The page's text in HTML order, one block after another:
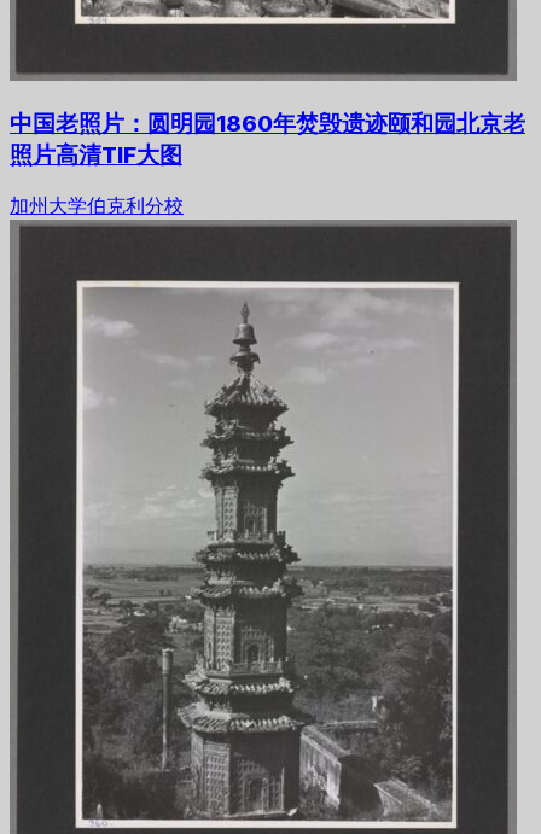
中国老照片：圆明园1860年焚毁遗迹颐和园北京老
照片高清TIF大图
加州大学伯克利分校